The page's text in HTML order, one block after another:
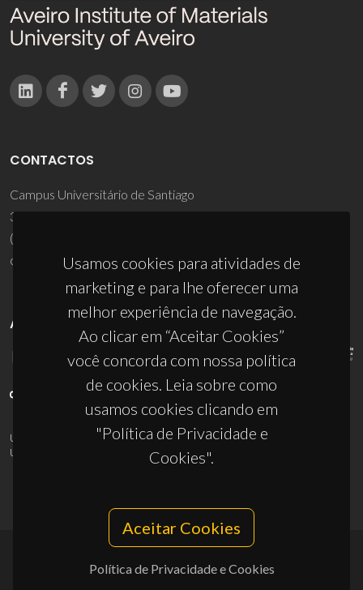
Usamos cookies para atividades de
marketing e para lhe oferecer uma
melhor experiência de navegação.
Ao clicar em “Aceitar Cookies”
você concorda com nossa política
de cookies. Leia sobre como
usamos cookies clicando em
"Política de Privacidade e
Cookies".
Aceitar Cookies
Política de Privacidade e Cookies
CONTACTOS
Campus Universitário de Santiago
3810-193 Aveiro - Portugal
(+351) 234 370 200
ciceco@ua.pt
APOIOS
UID/PRR/50011/2025(DOI:10.54499/UID/PRR/50011/2025
UID/PRR2/50011/2025
10.54499/UID/PRR2/50011/2025
© 2026, CICECO